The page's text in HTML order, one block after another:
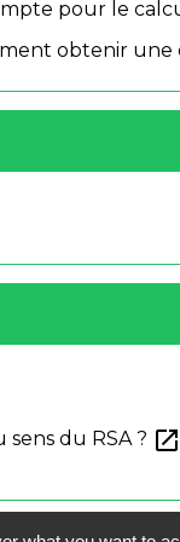
pour le
obtenir une
du RSA ? open_in_new